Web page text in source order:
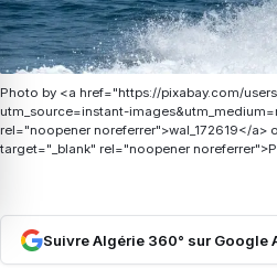
Photo by <a href="https://pixabay.com/
utm_source=instant-
rel="noopener noreferrer">wal_172619</a>
target="_blank" rel="noopener
Suivre Algérie 360° sur Google